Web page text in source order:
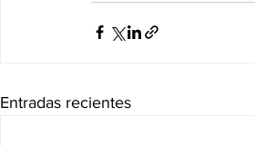
Entradas recientes